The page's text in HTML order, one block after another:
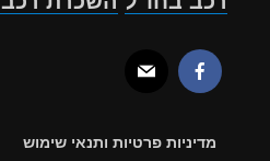
מדיניות פרטיות ותנאי שימוש